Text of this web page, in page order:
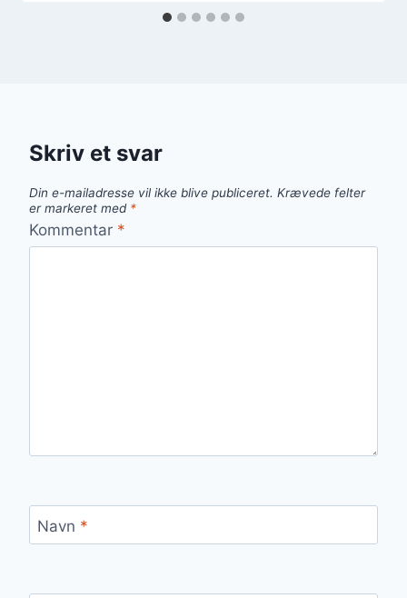
Skriv et svar
Din e-mailadresse vil ikke blive publiceret. Krævede felter
er markeret med *
Kommentar *
Navn *